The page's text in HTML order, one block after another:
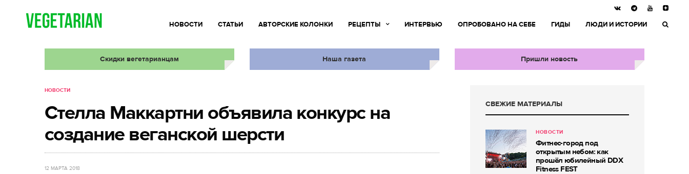
НОВОСТИ СТАТЬИ АВТОРСКИЕ КОЛОНКИ РЕЦЕПТЫ ИНТЕРВЬЮ ОПРОБОВАНО НА СЕБЕ ГИДЫ ЛЮДИ И ИСТОРИИ
Скидки вегетарианцам Наша газета Пришли новость
НОВОСТИ
Стелла Маккартни объявила конкурс на
создание веганской шерсти
12 МАРТА 2018
СВЕЖИЕ МАТЕРИАЛЫ
НОВОСТИ
Фитнес-город под
открытым небом: как
прошёл юбилейный DDX
Fitness FEST